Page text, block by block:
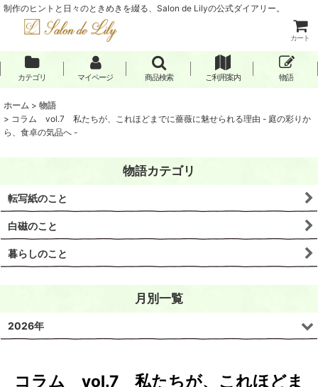
制作のヒントと日々のときめきを綴る、Salon de Lilyの公式ダイアリー。
カート
カテゴリ マイページ 商品検索 ご利用案内 物語
ホーム > 物語
> コラム vol.7 私たちが、これほどまでに薔薇に魅せられる理由 - 庭の彩りか
ら、食卓の気品へ -
コラム vol.7 私たちが、これほどま
物語カテゴリ
転写紙のこと
白磁のこと
暮らしのこと
月別一覧
2026年